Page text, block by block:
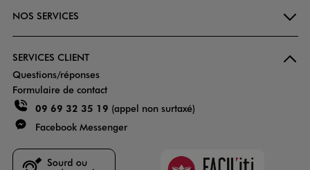
NOS SERVICES
SERVICES CLIENT
Questions/réponses
Formulaire de contact
09 69 32 35 19 (appel non surtaxé)
Facebook Messenger
Faciliti